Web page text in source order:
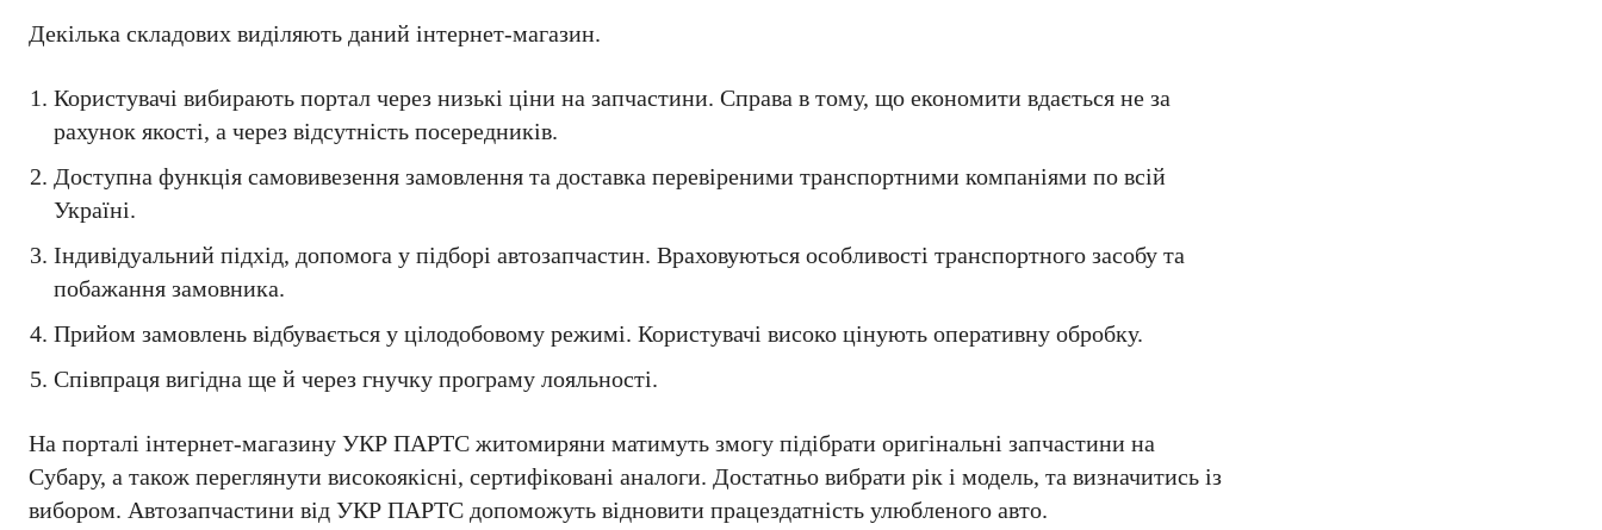
Декілька складових виділяють даний інтернет-магазин.
Користувачі вибирають портал через низькі ціни на запчастини. Справа в тому, що економити вдається не за
рахунок якості, а через відсутність посередників.
Доступна функція самовивезення замовлення та доставка перевіреними транспортними компаніями по всій
Україні.
Індивідуальний підхід, допомога у підборі автозапчастин. Враховуються особливості транспортного засобу та
побажання замовника.
Прийом замовлень відбувається у цілодобовому режимі. Користувачі високо цінують оперативну обробку.
Співпраця вигідна ще й через гнучку програму лояльності.
На порталі інтернет-магазину УКР ПАРТС житомиряни матимуть змогу підібрати оригінальні запчастини на
Субару, а також переглянути високоякісні, сертифіковані аналоги. Достатньо вибрати рік і модель, та визначитись із
вибором. Автозапчастини від УКР ПАРТС допоможуть відновити працездатність улюбленого авто.